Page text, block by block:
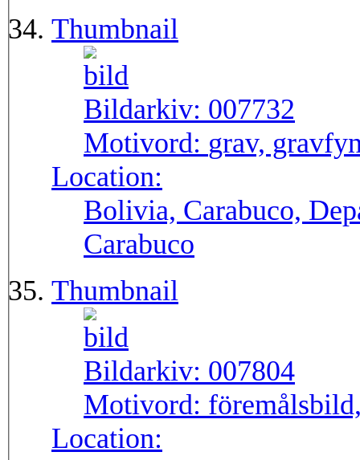
Thumbnail
Bildarkiv: 007732
Motivord: grav,
Location:
Bolivia, Carabuco,
Carabuco
Thumbnail
Bildarkiv: 007804
Motivord:
Location: